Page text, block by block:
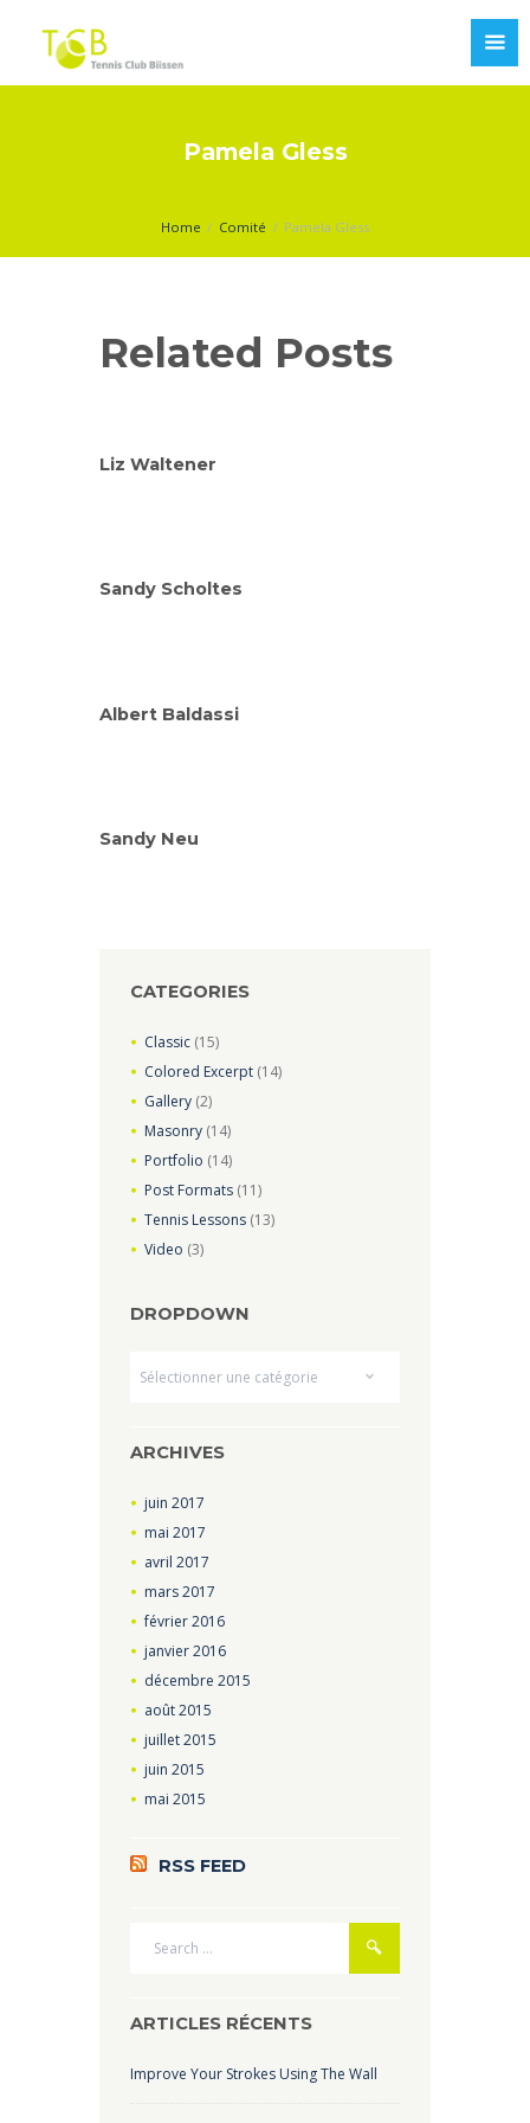
Pamela Gless
Home Comité Pamela Gless
Related Posts
Liz Waltener
Sandy Scholtes
Albert Baldassi
Sandy Neu
CATEGORIES
Classic (15)
Colored Excerpt (14)
Gallery (2)
Masonry (14)
Portfolio (14)
Post Formats (11)
Tennis Lessons (13)
Video (3)
DROPDOWN
ARCHIVES
juin2017
mai2017
avril2017
mars2017
février2016
janvier2016
décembre2015
août2015
juillet2015
juin2015
mai2015
RSS FEED
ARTICLES RÉCENTS
Improve Your Strokes Using The Wall